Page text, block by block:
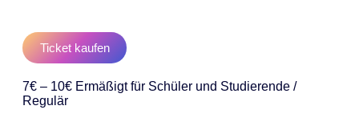
Ticket kaufen
7€ – 10€ Ermäßigt für Schüler und Studierende /
Regulär